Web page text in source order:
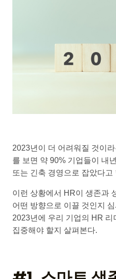
2023년이 더 어려워질 것이
를 보면 약 90% 기업들이 내
또는 긴축 경영으로 잡았다고
이런 상황에서 HR이 생존과
어떤 방향으로 이끌 것인지
2023년에 우리 기업의 HR 리
집중해야 할지 살펴본다.